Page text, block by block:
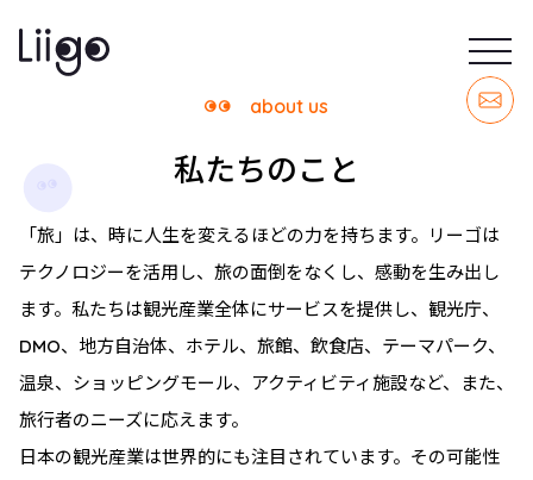
about us
私たちのこと
「旅」は、時に人生を変えるほどの力を持ちます。リーゴは
テクノロジーを活用し、旅の面倒をなくし、感動を生み出し
ます。私たちは観光産業全体にサービスを提供し、観光庁、
DMO、地方自治体、ホテル、旅館、飲食店、テーマパーク、
温泉、ショッピングモール、アクティビティ施設など、また、
旅行者のニーズに応えます。
日本の観光産業は世界的にも注目されています。その可能性